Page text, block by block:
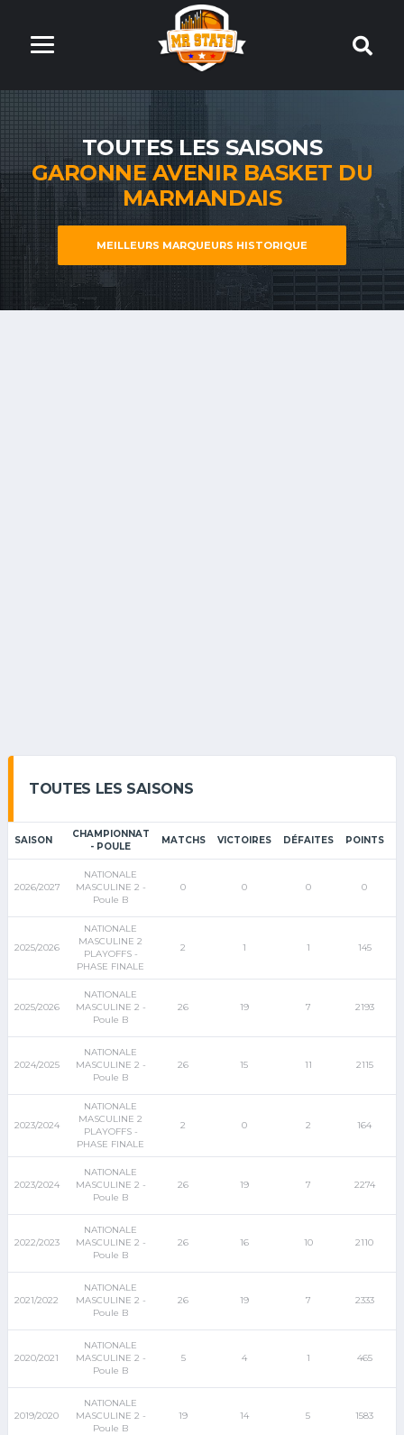
TOUTES LES SAISONS
GARONNE AVENIR BASKET DU
MARMANDAIS
MEILLEURS MARQUEURS HISTORIQUE
TOUTES LES SAISONS
SAISON
CHAMPIONNAT
- POULE
MATCHS VICTOIRES DÉFAITES POINTS
2026/2027
NATIONALE
MASCULINE 2 -
Poule B
0 0 0 0
2025/2026
NATIONALE
MASCULINE 2
PLAYOFFS -
PHASE FINALE
2 1 1 145
2025/2026
NATIONALE
MASCULINE 2 -
Poule B
26 19 7 2193
2024/2025
NATIONALE
MASCULINE 2 -
Poule B
26 15 11 2115
2023/2024
NATIONALE
MASCULINE 2
PLAYOFFS -
PHASE FINALE
2 0 2 164
2023/2024
NATIONALE
MASCULINE 2 -
Poule B
26 19 7 2274
2022/2023
NATIONALE
MASCULINE 2 -
Poule B
26 16 10 2110
2021/2022
NATIONALE
MASCULINE 2 -
Poule B
26 19 7 2333
2020/2021
NATIONALE
MASCULINE 2 -
Poule B
5 4 1 465
2019/2020
NATIONALE
MASCULINE 2 -
Poule B
19 14 5 1583